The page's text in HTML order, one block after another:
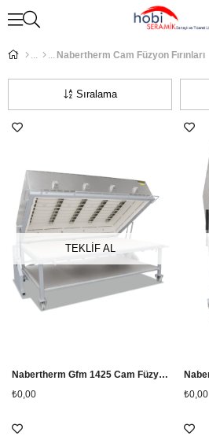
Nabertherm Cam Füzyon Fırınları
Sıralama
TEKLİF AL
Nabertherm Gfm 1425 Cam Füzyon Fırını
₺0,00
₺0,00